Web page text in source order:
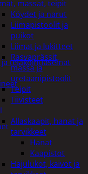
massat, teipit
Köydet ja narut
Liimapistoolit ja
puikot
Liimat ja lukitteet
Rasvaprässit,
massa ja
uretaanipistoolit
Teipit
Tiivisteet
Allaskaapit, hanat ja
tarvikkeet
Hanat
Kaapistot
Hajulukot, kaivot ja
telakointiasemat